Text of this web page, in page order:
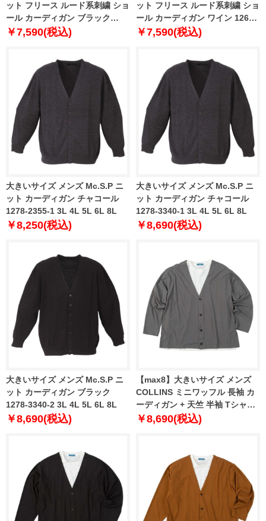
ット フリース ルード系刺繍 ショ
ール カーディガン ブラック
1268-3301-2 3L 4L 5L 6L
￥7,590(税込)
ット フリース ルード系刺繍 ショ
ール カーディガン ワイン 1268-
3301-3 3L 4L 5L 6L
￥7,590(税込)
大きいサイズ メンズ Mc.S.P ニ
ット カーディガン チャコール
1278-2355-1 3L 4L 5L 6L 8L
￥8,250(税込)
大きいサイズ メンズ Mc.S.P ニ
ット カーディガン チャコール
1278-3340-1 3L 4L 5L 6L 8L
￥8,690(税込)
大きいサイズ メンズ Mc.S.P ニ
ット カーディガン ブラック
1278-3340-2 3L 4L 5L 6L 8L
￥8,690(税込)
【max8】大きいサイズ メンズ
COLLINS ミニワッフル 長袖 カ
ーディガン + 天竺 半袖 Tシャツ
グレー×ホワイト 1258-5300-1
￥8,690(税込)